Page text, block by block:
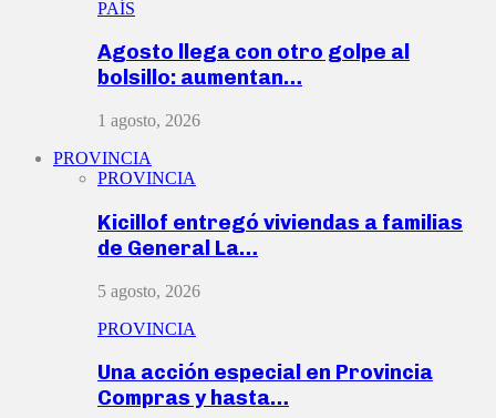
PAÍS
Agosto llega con otro golpe al
bolsillo: aumentan…
1 agosto, 2026
PROVINCIA
PROVINCIA
Kicillof entregó viviendas a familias
de General La…
5 agosto, 2026
PROVINCIA
Una acción especial en Provincia
Compras y hasta…